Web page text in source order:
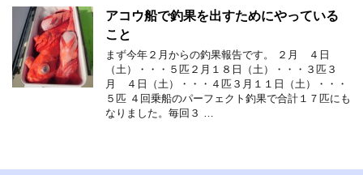
アコウ船で釣果を出すためにやっている
こと
まず今年２月からの釣果報告です。 ２月 ４日
（土）・・・５匹２月１８日（土）・・・３匹３
月 ４日（土）・・・４匹３月１１日（土）・・・
５匹 ４回乗船のパーフェクト釣果で合計１７匹にも
なりました。毎回３ …